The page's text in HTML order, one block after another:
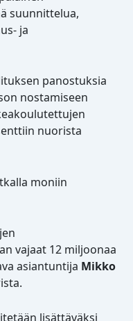
suunnittelua,
ja
panostuksia
nostamiseen
nuorista
moniin
vajaat 12 miljoonaa
asiantuntija Mikko
lisättäväksi